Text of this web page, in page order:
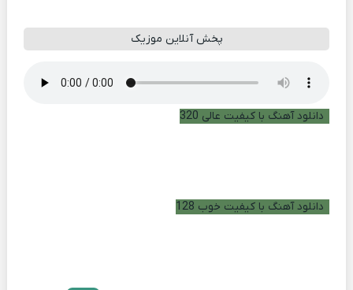
پخش آنلاین موزیک
دانلود آهنگ با کیفیت عالی 320
دانلود آهنگ با کیفیت خوب 128